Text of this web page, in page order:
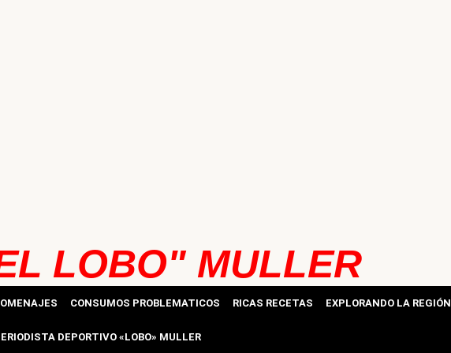
LOBO" MULLER
CONSUMOS PROBLEMATICOS RICAS RECETAS EXPLORANDO LA REGIÓN
DEPORTIVO «LOBO» MULLER